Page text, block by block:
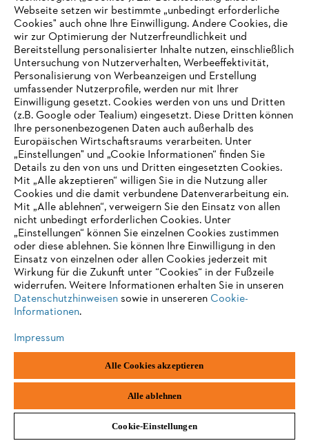
364 Tage
Drittanbieter
Tealium EventStream- und AudienceStream-Nutzer
verwenden Tealium Collect, um Daten von ihren
Websites und Anwendungen zur Verarbeitung an die
Kundendatenplattform zu senden. Diese
Datenerfassungsanfragen stützen sich auf das
ursprüngliche Cookie utag_main_v_id, können aber
auch ein Drittanbieter-Cookie namens TAPID
verwenden. In den meisten Fällen ist das TAPID-
Cookie identisch mit utag_main_v_id und ist für den
Besucher und das Tealium-Konto eindeutig. Jedes
Cookie kann bei der Erfassung von Besucherdaten
als primärer Identifikator verwendet werden.
__Secure-YNID
youtube.com
179 Tage
Drittanbieter
Webseite setzen wir bestimmte „unbedingt erforderliche
Cookies" auch ohne Ihre Einwilligung. Andere Cookies, die
wir zur Optimierung der Nutzerfreundlichkeit und
Bereitstellung personalisierter Inhalte nutzen, einschließlich
Untersuchung von Nutzerverhalten, Werbeeffektivität,
Personalisierung von Werbeanzeigen und Erstellung
umfassender Nutzerprofile, werden nur mit Ihrer
Einwilligung gesetzt. Cookies werden von uns und Dritten
(z.B. Google oder Tealium) eingesetzt. Diese Dritten können
Ihre personenbezogenen Daten auch außerhalb des
Europäischen Wirtschaftsraums verarbeiten. Unter
„Einstellungen" und „Cookie Informationen“ finden Sie
Details zu den von uns und Dritten eingesetzten Cookies.
Mit „Alle akzeptieren“ willigen Sie in die Nutzung aller
Cookies und die damit verbundene Datenverarbeitung ein.
Mit „Alle ablehnen“, verweigern Sie den Einsatz von allen
nicht unbedingt erforderlichen Cookies. Unter
„Einstellungen“ können Sie einzelnen Cookies zustimmen
oder diese ablehnen. Sie können Ihre Einwilligung in den
Einsatz von einzelnen oder allen Cookies jederzeit mit
Wirkung für die Zukunft unter “Cookies“ in der Fußzeile
widerrufen. Weitere Informationen erhalten Sie in unseren
Datenschutzhinweisensowie in unsereren Cookie-
Informationen.
Impressum
Alle Cookies akzeptieren
Alle ablehnen
Cookie-Einstellungen